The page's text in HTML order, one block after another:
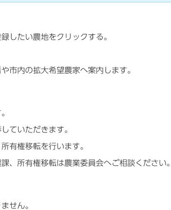
したい農地をクリックする。
市内の拡大希望農家へ案内します。
ていただきます。
有権移転を行います。
、所有権移転は農業委員会へご相談ください。
せん。